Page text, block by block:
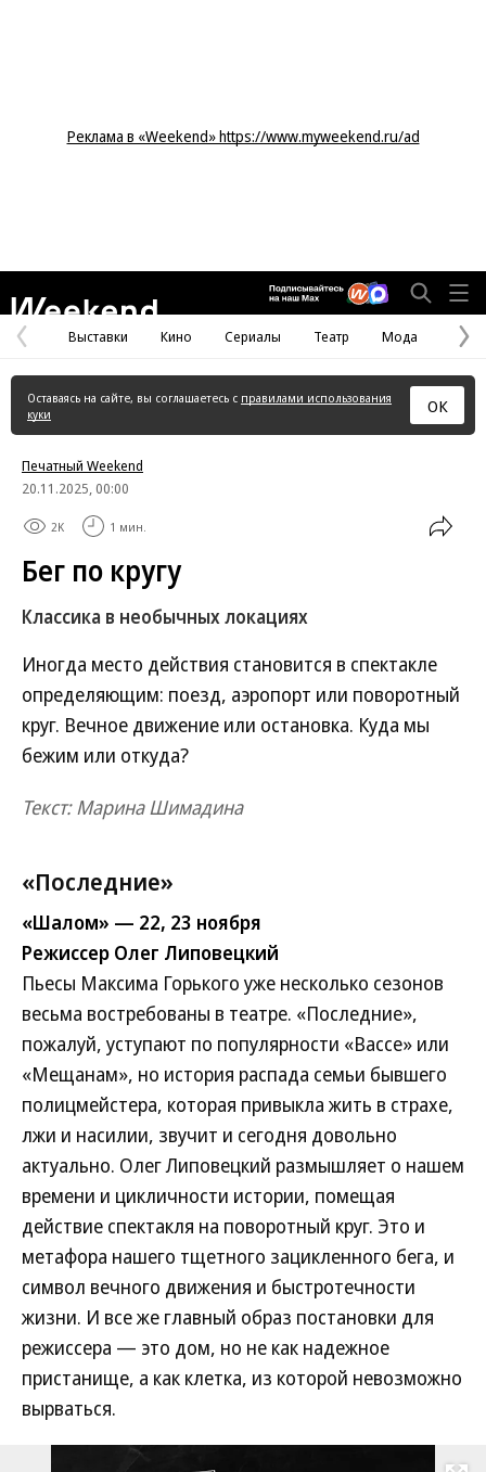
Реклама в «Weekend» https://www.myweekend.ru/ad
Предыдущая
страница
Выставки Кино Сериалы Театр Мода
Оставаясь на сайте, вы соглашаетесь с правилами использования
куки
ОК
Печатный Weekend
20.11.2025, 00:00
2K 1 мин.
Бег по кругу
Классика в необычных локациях
Иногда место действия становится в спектакле
определяющим: поезд, аэропорт или поворотный
круг. Вечное движение или остановка. Куда мы
бежим или откуда?
Текст: Марина Шимадина
«Последние»
«Шалом» — 22, 23 ноября
Режиссер Олег Липовецкий
Пьесы Максима Горького уже несколько сезонов
весьма востребованы в театре. «Последние»,
пожалуй, уступают по популярности «Вассе» или
«Мещанам», но история распада семьи бывшего
полицмейстера, которая привыкла жить в страхе,
лжи и насилии, звучит и сегодня довольно
актуально. Олег Липовецкий размышляет о нашем
времени и цикличности истории, помещая
действие спектакля на поворотный круг. Это и
метафора нашего тщетного зацикленного бега, и
символ вечного движения и быстротечности
жизни. И все же главный образ постановки для
режиссера — это дом, но не как надежное
пристанище, а как клетка, из которой невозможно
вырваться.